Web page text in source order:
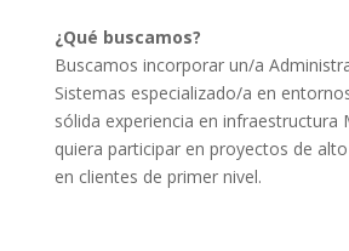
¿Qué buscamos?
Buscamos incorporar un/a
Sistemas especializado/a en
sólida experiencia en infraestructura
quiera participar en proyectos de
en clientes de primer nivel.